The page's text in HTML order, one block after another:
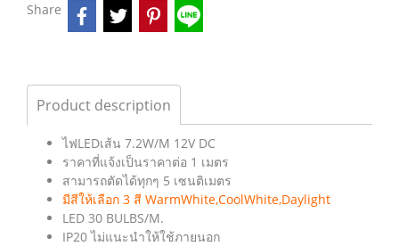
Share
Product description
ไฟLEDเส้น 7.2W/M 12V DC
ราคาที่แจ้งเป็นราคาต่อ 1 เมตร
สามารถตัดได้ทุกๆ 5 เซนติเมตร
มีสีให้เลือก 3 สี WarmWhite,CoolWhite,Daylight
LED 30 BULBS/M.
IP20 ไม่แนะนำให้ใช้ภายนอก